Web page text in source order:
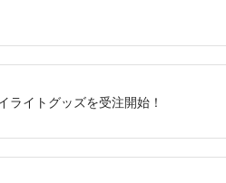
ライトグッズを受注開始！